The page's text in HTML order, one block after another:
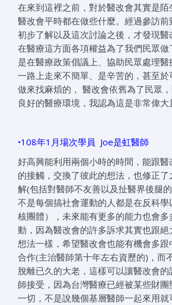
在來到這裡之前，對於醫改會其實是
醫改會平時都在做些什麼。經過參訪前
初步了解以及這次討論之後，才發現醫
在醫療這方面各項權益為了我們民眾
是在醫療政策倡議上、協助民眾處理
一路上走來不簡單、是辛苦的，甚至於
做來找麻煩的， 醫改會依舊為了民眾
良好的醫療環境，我認為這是非常偉大
•108年1月場次學員 Joe是虹醫師
好高興能利用兩個小時的時間，能跟
的接觸，交換了彼此的想法，也修正
解(包括對醫師不友善以及扯醫界後腿
不是每個搞社會運動的人都是在反科學
核團體），未來能有更多的能力也會
動，因為醫改會的許多訴求其實也跟
想法一樣，希望醫改會也能有機會多
合作(主治醫師第十年左右資歷的)，而
脫離已久的大老，這樣可以讓醫改會
師接受，因為台灣醫療已經被某些財
一切，不是說幾個基層醫師一起來用就